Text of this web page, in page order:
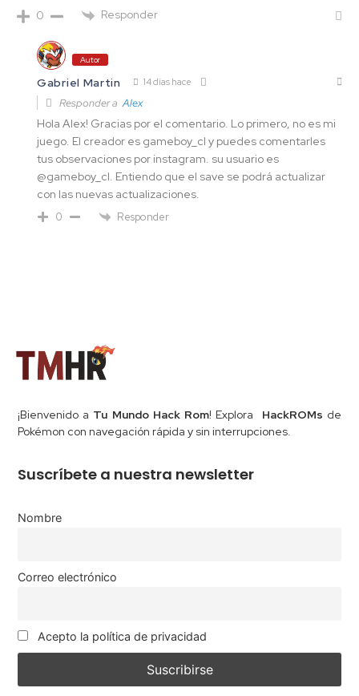
0 Responder
Autor
Gabriel Martin 14 días hace
Responder aAlex
Hola Alex! Gracias por el comentario. Lo primero, no es mi
juego. El creador es gameboy_cl y puedes comentarles
tus observaciones por instagram. su usuario es
@gameboy_cl. Entiendo que el save se podrá actualizar
con las nuevas actualizaciones.
0 Responder
¡Bienvenido a Tu Mundo Hack Rom! Explora HackROMs de
Pokémon con navegación rápida y sin interrupciones.
Suscríbete a nuestra newsletter
Nombre
Correo electrónico
Acepto la política de privacidad